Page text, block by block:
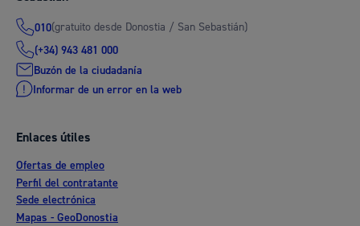
010(gratuito desde Donostia / San Sebastián)
(+34) 943 481 000
Buzón de la ciudadanía
Informar de un error en la web
Enlaces útiles
Ofertas de empleo
Perfil del contratante
Sede electrónica
Mapas - GeoDonostia